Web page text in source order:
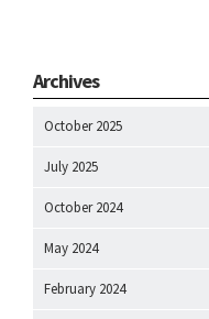
Archives
October 2025
July 2025
October 2024
May 2024
February 2024